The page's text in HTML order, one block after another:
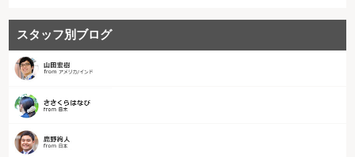
スタッフ別ブログ